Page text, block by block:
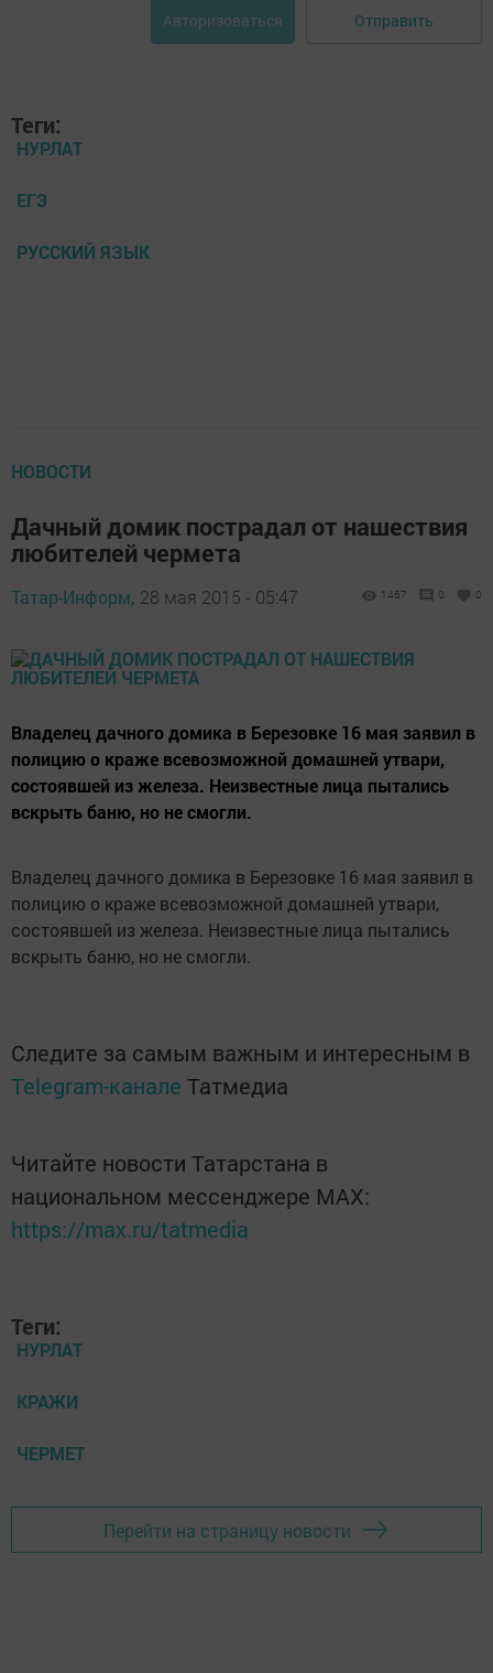
Авторизоваться Отправить
Теги:
НУРЛАТ
ЕГЭ
РУССКИЙ ЯЗЫК
НОВОСТИ
Дачный домик пострадал от нашествия
любителей чермета
Татар-Информ, 28 мая 2015 - 05:47 1467 0 0
Владелец дачного домика в Березовке 16 мая заявил в
полицию о краже всевозможной домашней утвари,
состоявшей из железа. Неизвестные лица пытались
вскрыть баню, но не смогли.
Владелец дачного домика в Березовке 16 мая заявил в
полицию о краже всевозможной домашней утвари,
состоявшей из железа. Неизвестные лица пытались
вскрыть баню, но не смогли.
Следите за самым важным и интересным в
Telegram-канале Татмедиа
Читайте новости Татарстана в
национальном мессенджере MАХ:
https://max.ru/tatmedia
Теги:
НУРЛАТ
КРАЖИ
ЧЕРМЕТ
Перейти на страницу новости